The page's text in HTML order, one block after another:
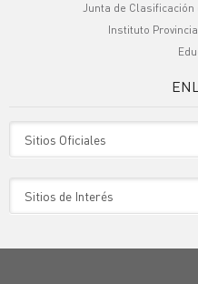
Junta de Clasificación
Instituto